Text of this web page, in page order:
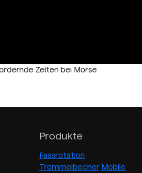
Zeiten bei Morse
Produkte
Fassrotation
Trommelbecher Mobile